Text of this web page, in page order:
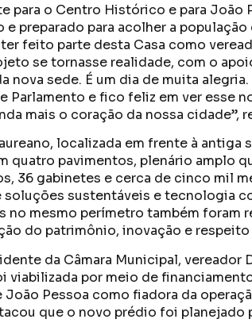
para o Centro Histórico e para João
e preparado para acolher a
feito parte desta Casa como
se tornasse realidade, com o
nova sede. É um dia de muita
Parlamento e fico feliz em ver esse
mais o coração da nossa cidade”,
localizada em frente à antiga
quatro pavimentos, plenário amplo
36 gabinetes e cerca de cinco mil
sustentáveis e tecnologia
mesmo perímetro também foram
do patrimônio, inovação e
da Câmara Municipal, vereador
viabilizada por meio de
João Pessoa como fiadora da
que o novo prédio foi planejado